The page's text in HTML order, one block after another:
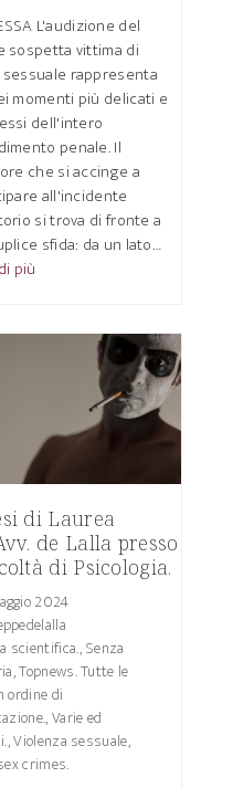
L'audizione del
sospetta vittima di
rappresenta
momenti più delicati e
dell'intero
penale. Il
che si accinge a
all'incidente
si trova di fronte a
sfida: da un lato…
più
di Laurea
de Lalla presso
di Psicologia.
2024
scientifica.,Senza
,Topnews. Tutte le
ordine di
,Varie ed
,Violenza sessuale,
crimes.